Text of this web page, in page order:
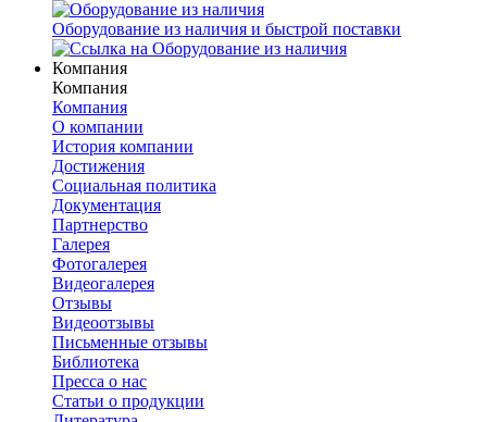
Оборудование из наличия и быстрой поставки
Компания
Компания
Компания
О компании
История компании
Достижения
Социальная политика
Документация
Партнерство
Галерея
Фотогалерея
Видеогалерея
Отзывы
Видеоотзывы
Письменные отзывы
Библиотека
Пресса о нас
Статьи о продукции